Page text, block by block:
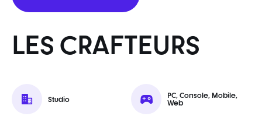
LES CRAFTEURS
Studio
PC, Console, Mobile,
Web